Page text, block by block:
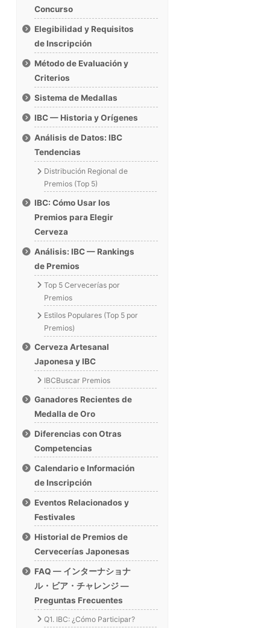
Concurso
Elegibilidad y Requisitos
de Inscripción
Método de Evaluación y
Criterios
Sistema de Medallas
IBC — Historia y Orígenes
Análisis de Datos: IBC
Tendencias
Distribución Regional de
Premios (Top 5)
IBC: Cómo Usar los
Premios para Elegir
Cerveza
Análisis: IBC — Rankings
de Premios
Top 5 Cervecerías por
Premios
Estilos Populares (Top 5 por
Premios)
Cerveza Artesanal
Japonesa y IBC
IBCBuscar Premios
Ganadores Recientes de
Medalla de Oro
Diferencias con Otras
Competencias
Calendario e Información
de Inscripción
Eventos Relacionados y
Festivales
Historial de Premios de
Cervecerías Japonesas
FAQ — インターナショナ
ル・ビア・チャレンジ —
Preguntas Frecuentes
Q1. IBC: ¿Cómo Participar?